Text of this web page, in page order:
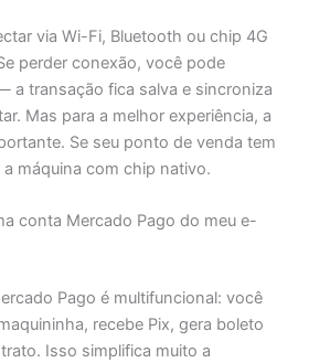
via Wi-Fi, Bluetooth ou chip 4G
perder conexão, você pode
a transação fica salva e sincroniza
Mas para a melhor experiência, a
Se seu ponto de venda tem
máquina com chip nativo.
conta Mercado Pago do meu e-
Pago é multifuncional: você
recebe Pix, gera boleto
Isso simplifica muito a